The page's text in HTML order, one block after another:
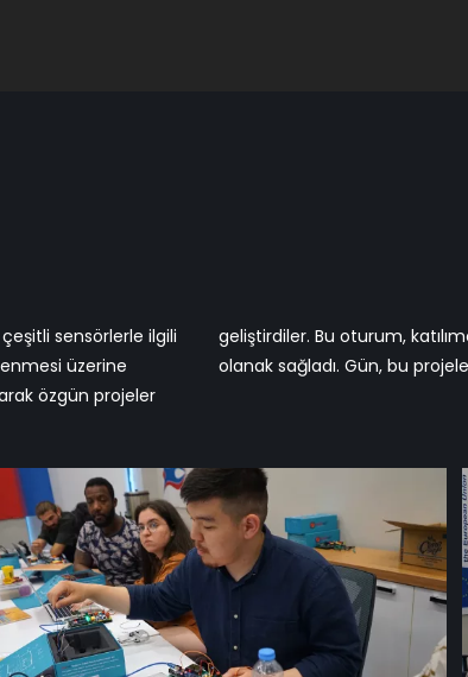
sensörlerle ilgili
üzerine
özgün projeler
kullanmalarına
olanak sağladı. Gün, bu